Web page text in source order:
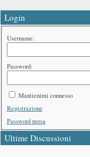
Login
Username:
Password:
Mantienimi connesso
Registrazione
Password persa
Ultime Discussioni